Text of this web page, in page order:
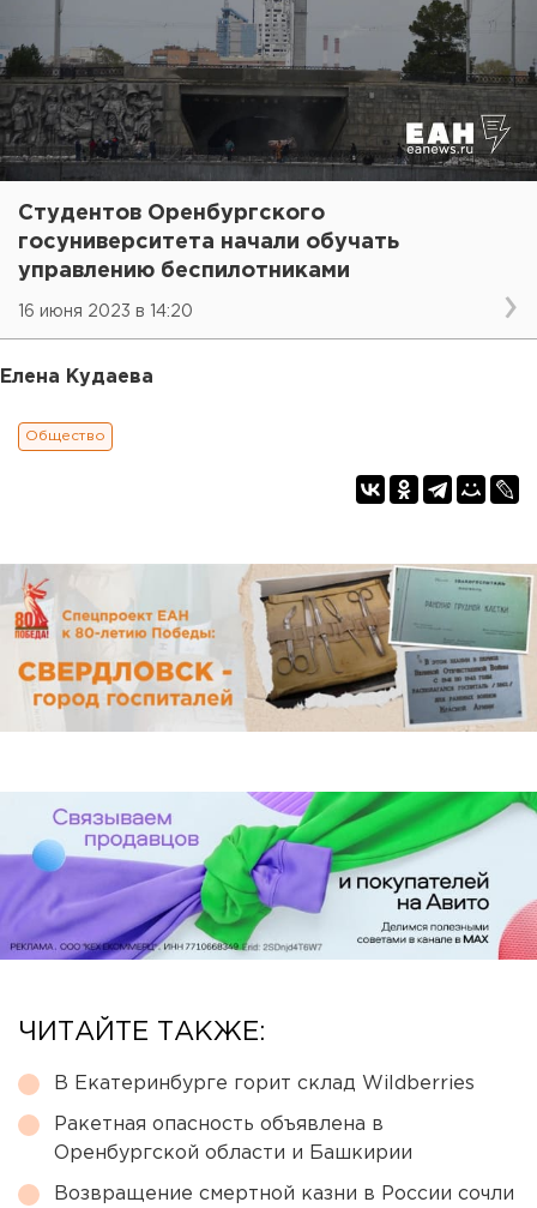
Студентов Оренбургского
госуниверситета начали обучать
управлению беспилотниками
16 июня 2023 в 14:20
Елена Кудаева
Общество
ЧИТАЙТЕ ТАКЖЕ:
В Екатеринбурге горит склад Wildberries
Ракетная опасность объявлена в
Оренбургской области и Башкирии
Возвращение смертной казни в России сочли